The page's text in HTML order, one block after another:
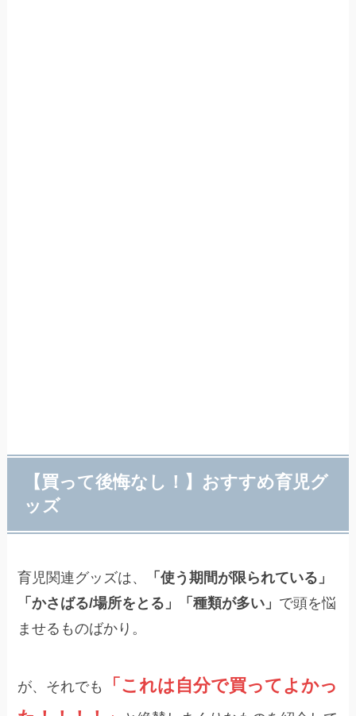
【買って後悔なし！】おすすめ育児グ
ッズ
育児関連グッズは、
「使う期間が限られている」
「かさばる/場所をとる」「種類が多い」 で頭を悩
ませるものばかり。
が、それでも
「これは自分で買ってよかっ